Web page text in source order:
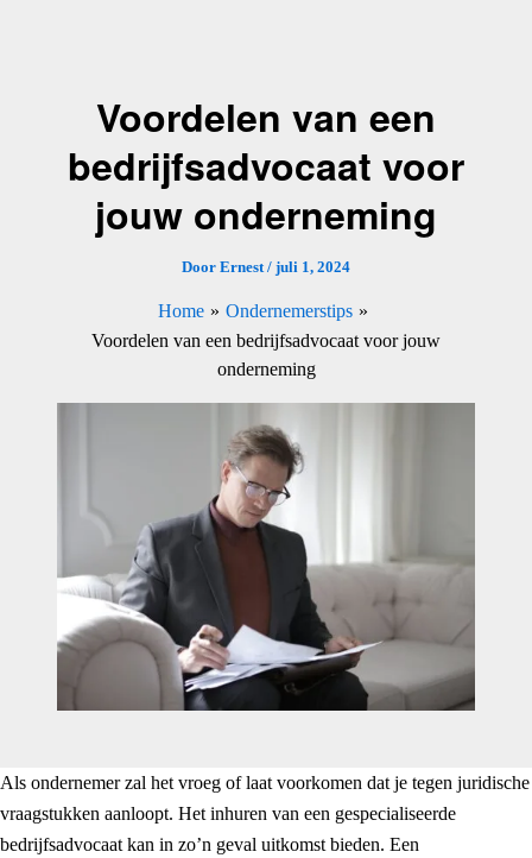
Voordelen van een
bedrijfsadvocaat voor
jouw onderneming
Door Ernest/ juli 1, 2024
Home
Ondernemerstips
Voordelen van een bedrijfsadvocaat voor jouw
onderneming
Als ondernemer zal het vroeg of laat voorkomen dat je tegen juridische
vraagstukken aanloopt. Het inhuren van een gespecialiseerde
bedrijfsadvocaat kan in zo’n geval uitkomst bieden. Een